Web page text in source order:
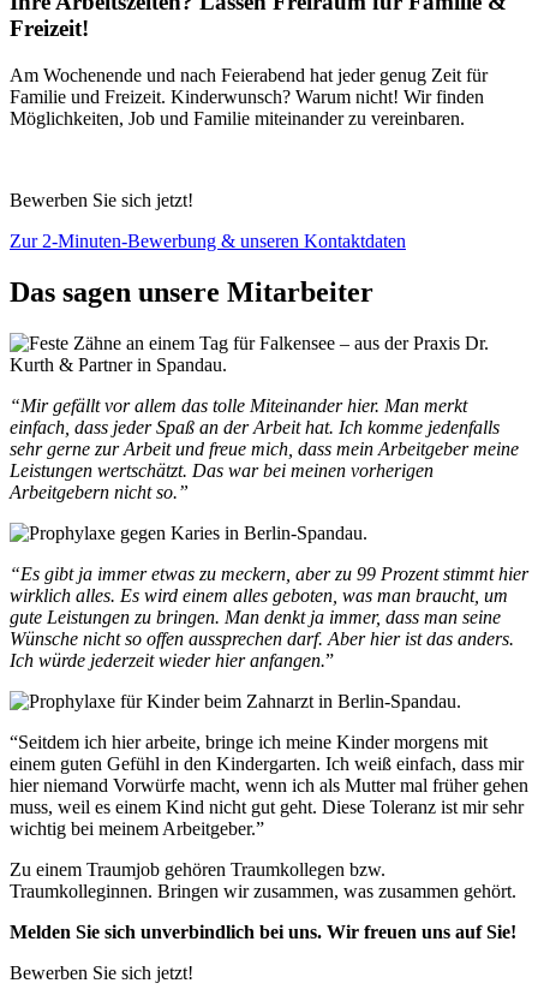
Freizeit!
Am Wochenende und nach Feierabend hat jeder genug Zeit für
Familie und Freizeit. Kinderwunsch? Warum nicht! Wir finden
Möglichkeiten, Job und Familie miteinander zu vereinbaren.
Bewerben Sie sich jetzt!
Zur 2-Minuten-Bewerbung & unseren Kontaktdaten
Das sagen unsere Mitarbeiter
“Mir gefällt vor allem das tolle Miteinander hier. Man merkt
einfach, dass jeder Spaß an der Arbeit hat. Ich komme jedenfalls
sehr gerne zur Arbeit und freue mich, dass mein Arbeitgeber meine
Leistungen wertschätzt. Das war bei meinen vorherigen
Arbeitgebern nicht so.”
“Es gibt ja immer etwas zu meckern, aber zu 99 Prozent stimmt hier
wirklich alles. Es wird einem alles geboten, was man braucht, um
gute Leistungen zu bringen. Man denkt ja immer, dass man seine
Wünsche nicht so offen aussprechen darf. Aber hier ist das anders.
Ich würde jederzeit wieder hier anfangen.”
“Seitdem ich hier arbeite, bringe ich meine Kinder morgens mit
einem guten Gefühl in den Kindergarten. Ich weiß einfach, dass mir
hier niemand Vorwürfe macht, wenn ich als Mutter mal früher gehen
muss, weil es einem Kind nicht gut geht. Diese Toleranz ist mir sehr
wichtig bei meinem Arbeitgeber.”
Zu einem Traumjob gehören Traumkollegen bzw.
Traumkolleginnen. Bringen wir zusammen, was zusammen gehört.
Melden Sie sich unverbindlich bei uns. Wir freuen uns auf Sie!
Bewerben Sie sich jetzt!